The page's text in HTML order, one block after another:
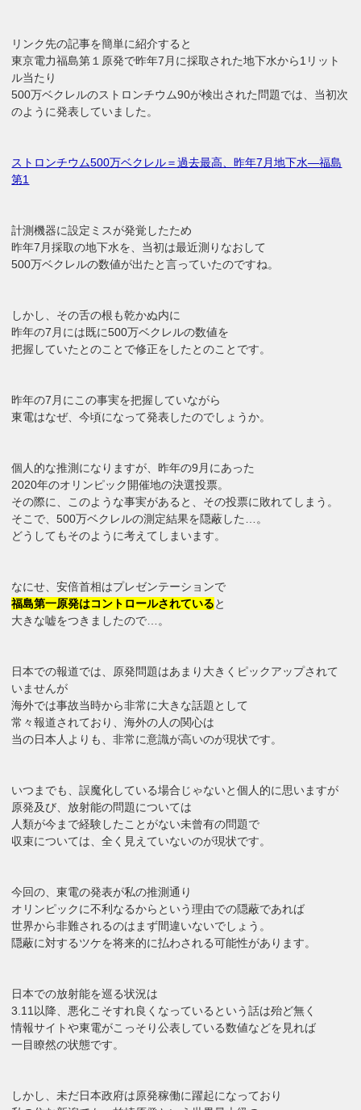
リンク先の記事を簡単に紹介すると
東京電力福島第１原発で昨年7月に採取された地下水から1リット
ル当たり
500万ベクレルのストロンチウム90が検出された問題では、当初次
のように発表していました。
ストロンチウム500万ベクレル＝過去最高、昨年7月地下水―福島
第1
計測機器に設定ミスが発覚したため
昨年7月採取の地下水を、当初は最近測りなおして
500万ベクレルの数値が出たと言っていたのですね。
しかし、その舌の根も乾かぬ内に
昨年の7月には既に500万ベクレルの数値を
把握していたとのことで修正をしたとのことです。
昨年の7月にこの事実を把握していながら
東電はなぜ、今頃になって発表したのでしょうか。
個人的な推測になりますが、昨年の9月にあった
2020年のオリンピック開催地の決選投票。
その際に、このような事実があると、その投票に敗れてしまう。
そこで、500万ベクレルの測定結果を隠蔽した…。
どうしてもそのように考えてしまいます。
なにせ、安倍首相はプレゼンテーションで
福島第一原発はコントロールされていると
大きな嘘をつきましたので…。
日本での報道では、原発問題はあまり大きくピックアップされて
いませんが
海外では事故当時から非常に大きな話題として
常々報道されており、海外の人の関心は
当の日本人よりも、非常に意識が高いのが現状です。
いつまでも、誤魔化している場合じゃないと個人的に思いますが
原発及び、放射能の問題については
人類が今まで経験したことがない未曾有の問題で
収束については、全く見えていないのが現状です。
今回の、東電の発表が私の推測通り
オリンピックに不利なるからという理由での隠蔽であれば
世界から非難されるのはまず間違いないでしょう。
隠蔽に対するツケを将来的に払わされる可能性があります。
日本での放射能を巡る状況は
3.11以降、悪化こそすれ良くなっているという話は殆ど無く
情報サイトや東電がこっそり公表している数値などを見れば
一目瞭然の状態です。
しかし、未だ日本政府は原発稼働に躍起になっており